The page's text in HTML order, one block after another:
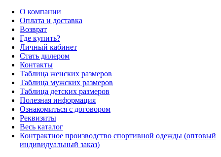
О компании
Оплата и доставка
Возврат
Где купить?
Личный кабинет
Стать дилером
Контакты
Таблица женских размеров
Таблица мужских размеров
Таблица детских размеров
Полезная информация
Ознакомиться с договором
Реквизиты
Весь каталог
Контрактное производство спортивной одежды (оптовый
индивидуальный заказ)